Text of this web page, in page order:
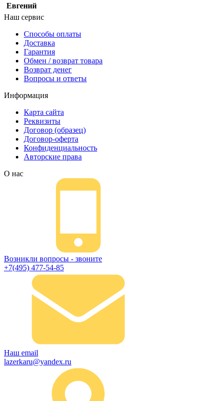
Евгений
Наш сервис
Способы оплаты
Доставка
Гарантия
Обмен / возврат товара
Возврат денег
Вопросы и ответы
Информация
Карта сайта
Реквизиты
Договор (образец)
Договор-оферта
Конфиденциальность
Авторские права
О нас
Возникли вопросы - звоните
+7(495) 477-54-85
Наш email
lazerkaru@yandex.ru